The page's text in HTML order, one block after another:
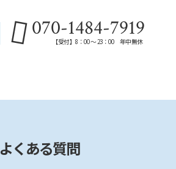
070-1484-7919
【受付】8：00 ～ 23：00 年中無休
よくある質問